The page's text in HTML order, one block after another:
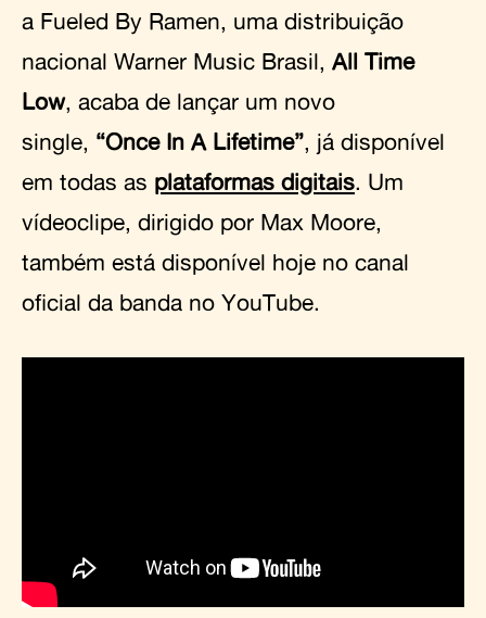
a Fueled By Ramen, uma distribuição
nacional Warner Music Brasil, All Time
Low, acaba de lançar um novo
single, “Once In A Lifetime”, já disponível
em todas as plataformas digitais. Um
vídeoclipe, dirigido por Max Moore,
também está disponível hoje no canal
oficial da banda no YouTube.